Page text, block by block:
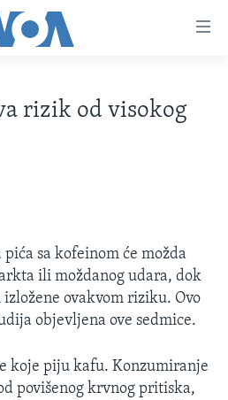
rizik od visokog
sa kofeinom će možda
ili moždanog udara, dok
ovakvom riziku. Ovo
objevljena ove sedmice.
koje piju kafu. Konzumiranje
povišenog krvnog pritiska,